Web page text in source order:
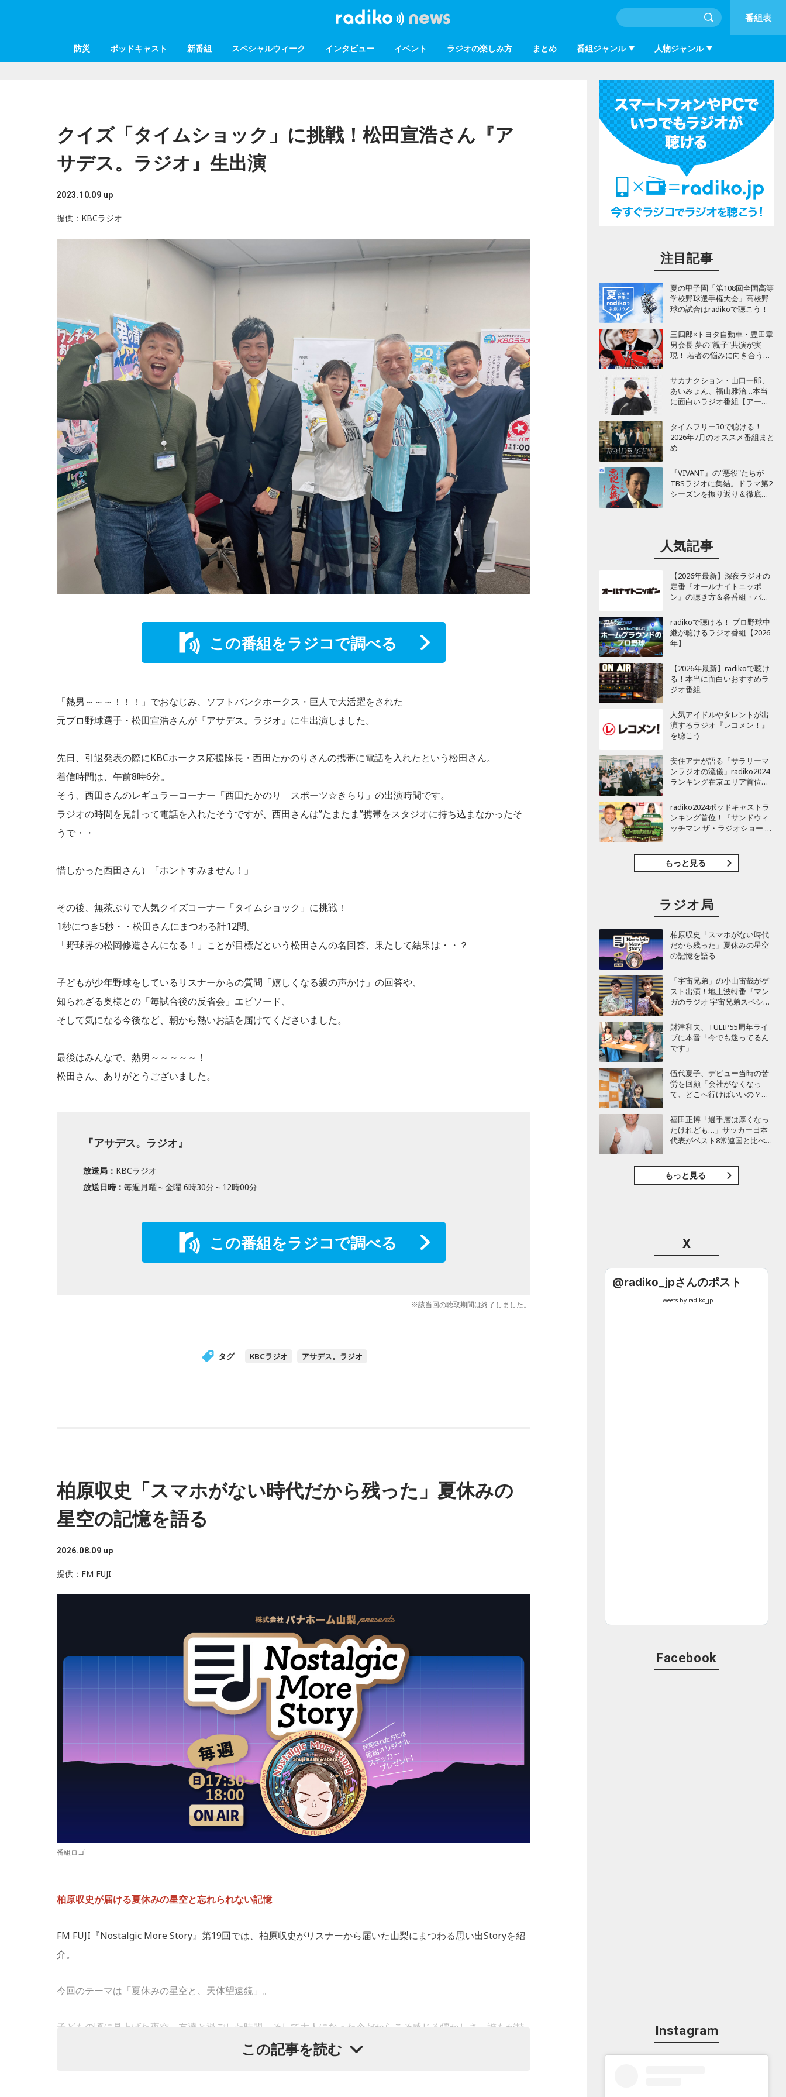
番組表
防災 ポッドキャスト 新番組 スペシャルウィーク インタビュー イベント ラジオの楽しみ方 まとめ 番組ジャンル 人物ジャンル
クイズ「タイムショック」に挑戦！松田宣浩さん『ア
サデス。ラジオ』生出演
2023.10.09 up
提供：KBCラジオ
この番組をラジコで調べる
「熱男～～～！！！」でおなじみ、ソフトバンクホークス・巨人で大活躍をされた
元プロ野球選手・松田宣浩さんが『アサデス。ラジオ』に生出演しました。
先日、引退発表の際にKBCホークス応援隊長・西田たかのりさんの携帯に電話を入れたという松田さん。
着信時間は、午前8時6分。
そう、西田さんのレギュラーコーナー「西田たかのり スポーツ☆きらり」の出演時間です。
ラジオの時間を見計って電話を入れたそうですが、西田さんは”たまたま”携帯をスタジオに持ち込まなかったそ
うで・・
惜しかった西田さん）「ホントすみません！」
その後、無茶ぶりで人気クイズコーナー「タイムショック」に挑戦！
1秒につき5秒・・松田さんにまつわる計12問。
「野球界の松岡修造さんになる！」ことが目標だという松田さんの名回答、果たして結果は・・？
子どもが少年野球をしているリスナーからの質問「嬉しくなる親の声かけ」の回答や、
知られざる奥様との「毎試合後の反省会」エピソード、
そして気になる今後など、朝から熱いお話を届けてくださいました。
最後はみんなで、熱男～～～～～！
松田さん、ありがとうございました。
『アサデス。ラジオ』
放送局： KBCラジオ
放送日時： 毎週月曜～金曜 6時30分～12時00分
この番組をラジコで調べる
※該当回の聴取期間は終了しました。
タグ KBCラジオ アサデス。ラジオ
柏原収史「スマホがない時代だから残った」夏休みの
星空の記憶を語る
2026.08.09 up
提供：FM FUJI
番組ロゴ
柏原収史が届ける夏休みの星空と忘れられない記憶
FM FUJI『Nostalgic More Story』第19回では、柏原収史がリスナーから届いた山梨にまつわる思い出Storyを紹
介。
今回のテーマは「夏休みの星空と、天体望遠鏡」。
子どもの頃に見上げた夜空、友達と過ごした時間、そして大人になった今だからこそ感じる懐かしさ。誰もが持
つ“あの日の記憶”に寄り添う放送回となりました。この記事を読む
注目記事
夏の甲子園「第108回全国高等
学校野球選手権大会」高校野
球の試合はradikoで聴こう！
三四郎×トヨタ自動車・豊田章
男会長 夢の"親子"共演が実
現！ 若者の悩みに向き合うポ
サカナクション・山口一郎、
あいみょん、福山雅治…本当
に面白いラジオ番組【アーテ
タイムフリー30で聴ける！
2026年7月のオススメ番組まと
め
『VIVANT』の"悪役"たちが
TBSラジオに集結。ドラマ第2
シーズンを振り返り＆徹底考
人気記事
【2026年最新】深夜ラジオの
定番『オールナイトニッポ
ン』の聴き方＆各番組・パー
radikoで聴ける！ プロ野球中
継が聴けるラジオ番組【2026
年】
【2026年最新】radikoで聴け
る！本当に面白いおすすめラ
ジオ番組
人気アイドルやタレントが出
演するラジオ『レコメン！』
を聴こう
安住アナが語る「サラリーマ
ンラジオの流儀」radiko2024
ランキング在京エリア首位
曜天国』インタビュー
radiko2024ポッドキャストラ
ンキング首位！『サンドウィ
ッチマン ザ・ラジオショー サ
もっと見る
ラジオ局
柏原収史「スマホがない時代
だから残った」夏休みの星空
の記憶を語る
「宇宙兄弟」の小山宙哉がゲ
スト出演！地上波特番『マン
ガのラジオ 宇宙兄弟スペシャ
財津和夫、TULIP55周年ライ
ブに本音「今でも迷ってるん
です」
伍代夏子、デビュー当時の苦
労を回顧「会社がなくなっ
て、どこへ行けばいいの？」
く”のメッセージ
福田正博「選手層は厚くなっ
たけれども…」サッカー日本
代表がベスト8常連国と比べて
もっと見る
X
@radiko_jpさんのポスト
Tweets by radiko_jp
Facebook
Instagram